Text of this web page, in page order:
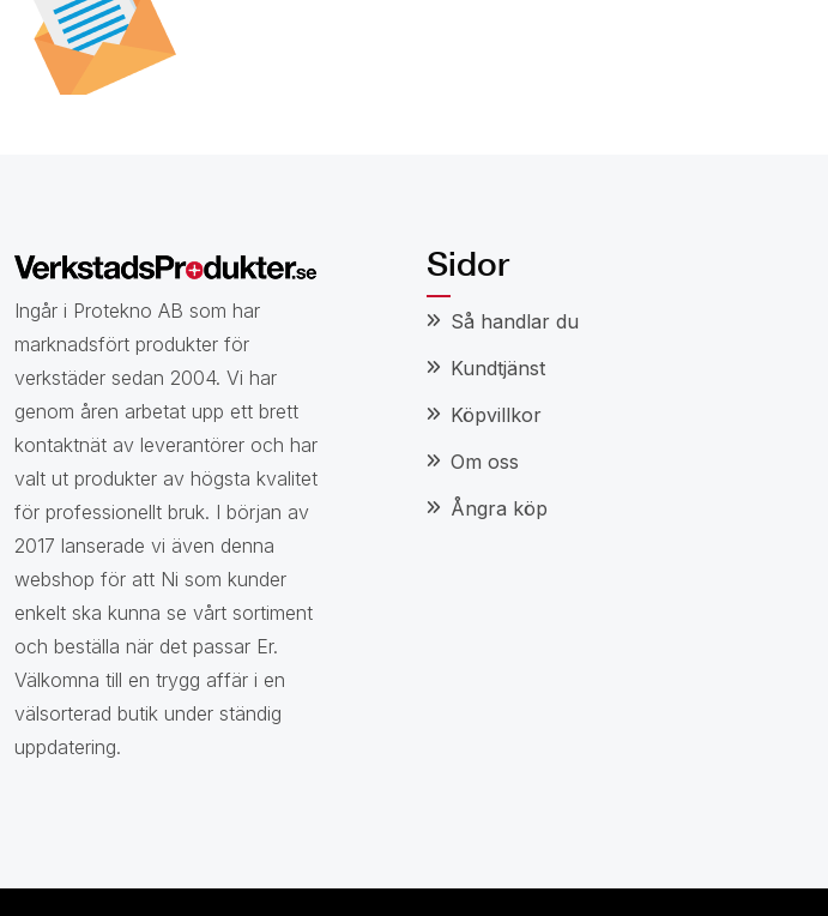
Ingår i Protekno AB som har
marknadsfört produkter för
verkstäder sedan 2004. Vi har
genom åren arbetat upp ett brett
kontaktnät av leverantörer och har
valt ut produkter av högsta kvalitet
för professionellt bruk. I början av
2017 lanserade vi även denna
webshop för att Ni som kunder
enkelt ska kunna se vårt sortiment
och beställa när det passar Er.
Välkomna till en trygg affär i en
välsorterad butik under ständig
uppdatering.
Sidor
Så handlar du
Kundtjänst
Köpvillkor
Om oss
Ångra köp